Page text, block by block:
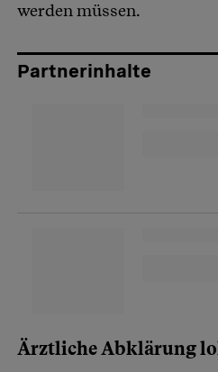
werden müssen.
Partnerinhalte
Ärztliche Abklärung